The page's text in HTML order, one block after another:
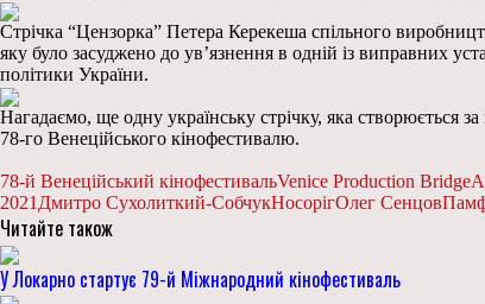
Стрічка “Цензорка” Петера Керекеша спільного
яку було засуджено до ув’язнення в одній із виправних
політики України.
Нагадаємо, ще одну українську стрічку, яка створюється
78-го Венеційського кінофестивалю.
78-й Венеційський кінофестивальVenice Production Bridge
2021 Дмитро Сухолиткий-СобчукНосорігОлег Сенцов
Читайте також
У Локарно стартує 79-й Міжнародний кінофестиваль